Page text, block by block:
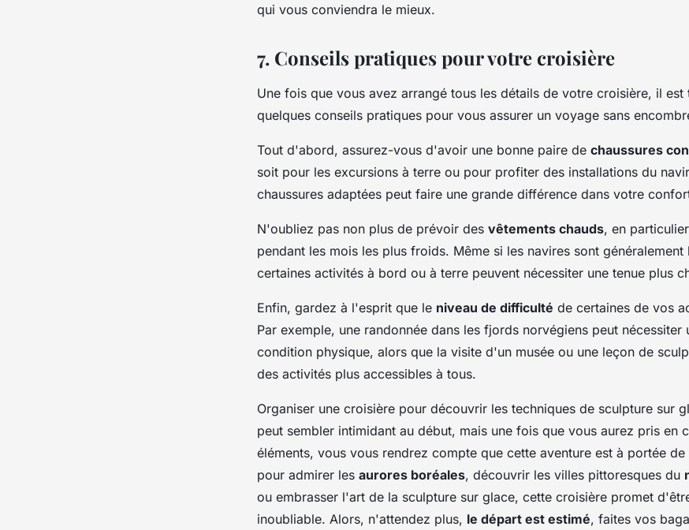
qui vous conviendra le mieux.
7. Conseils pratiques pour votre croisière
Une fois que vous avez arrangé tous les détails de votre croisière, il est
quelques conseils pratiques pour vous assurer un voyage sans
Tout d'abord, assurez-vous d'avoir une bonne paire de chaussures
soit pour les excursions à terre ou pour profiter des installations du
chaussures adaptées peut faire une grande différence dans votre
N'oubliez pas non plus de prévoir des vêtements chauds, en
pendant les mois les plus froids. Même si les navires sont généralement
certaines activités à bord ou à terre peuvent nécessiter une tenue plus
Enfin, gardez à l'esprit que le niveau de difficulté de certaines de vos
Par exemple, une randonnée dans les fjords norvégiens peut nécessiter
condition physique, alors que la visite d'un musée ou une leçon de
des activités plus accessibles à tous.
Organiser une croisière pour découvrir les techniques de sculpture sur
peut sembler intimidant au début, mais une fois que vous aurez pris en
éléments, vous vous rendrez compte que cette aventure est à portée
pour admirer les aurores boréales, découvrir les villes pittoresques du
ou embrasser l'art de la sculpture sur glace, cette croisière promet
inoubliable. Alors, n'attendez plus, le départ est estimé, faites vos